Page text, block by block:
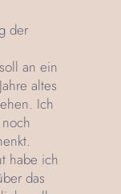
der
an ein
altes
Ich
habe ich
das